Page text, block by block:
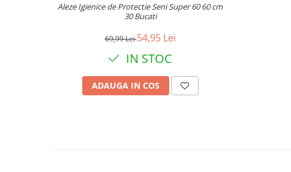
Aleze Igienice de Protectie Seni Super 60 60 cm
30 Bucati
69,99 Lei54,95 Lei
IN STOC
ADAUGA IN COS